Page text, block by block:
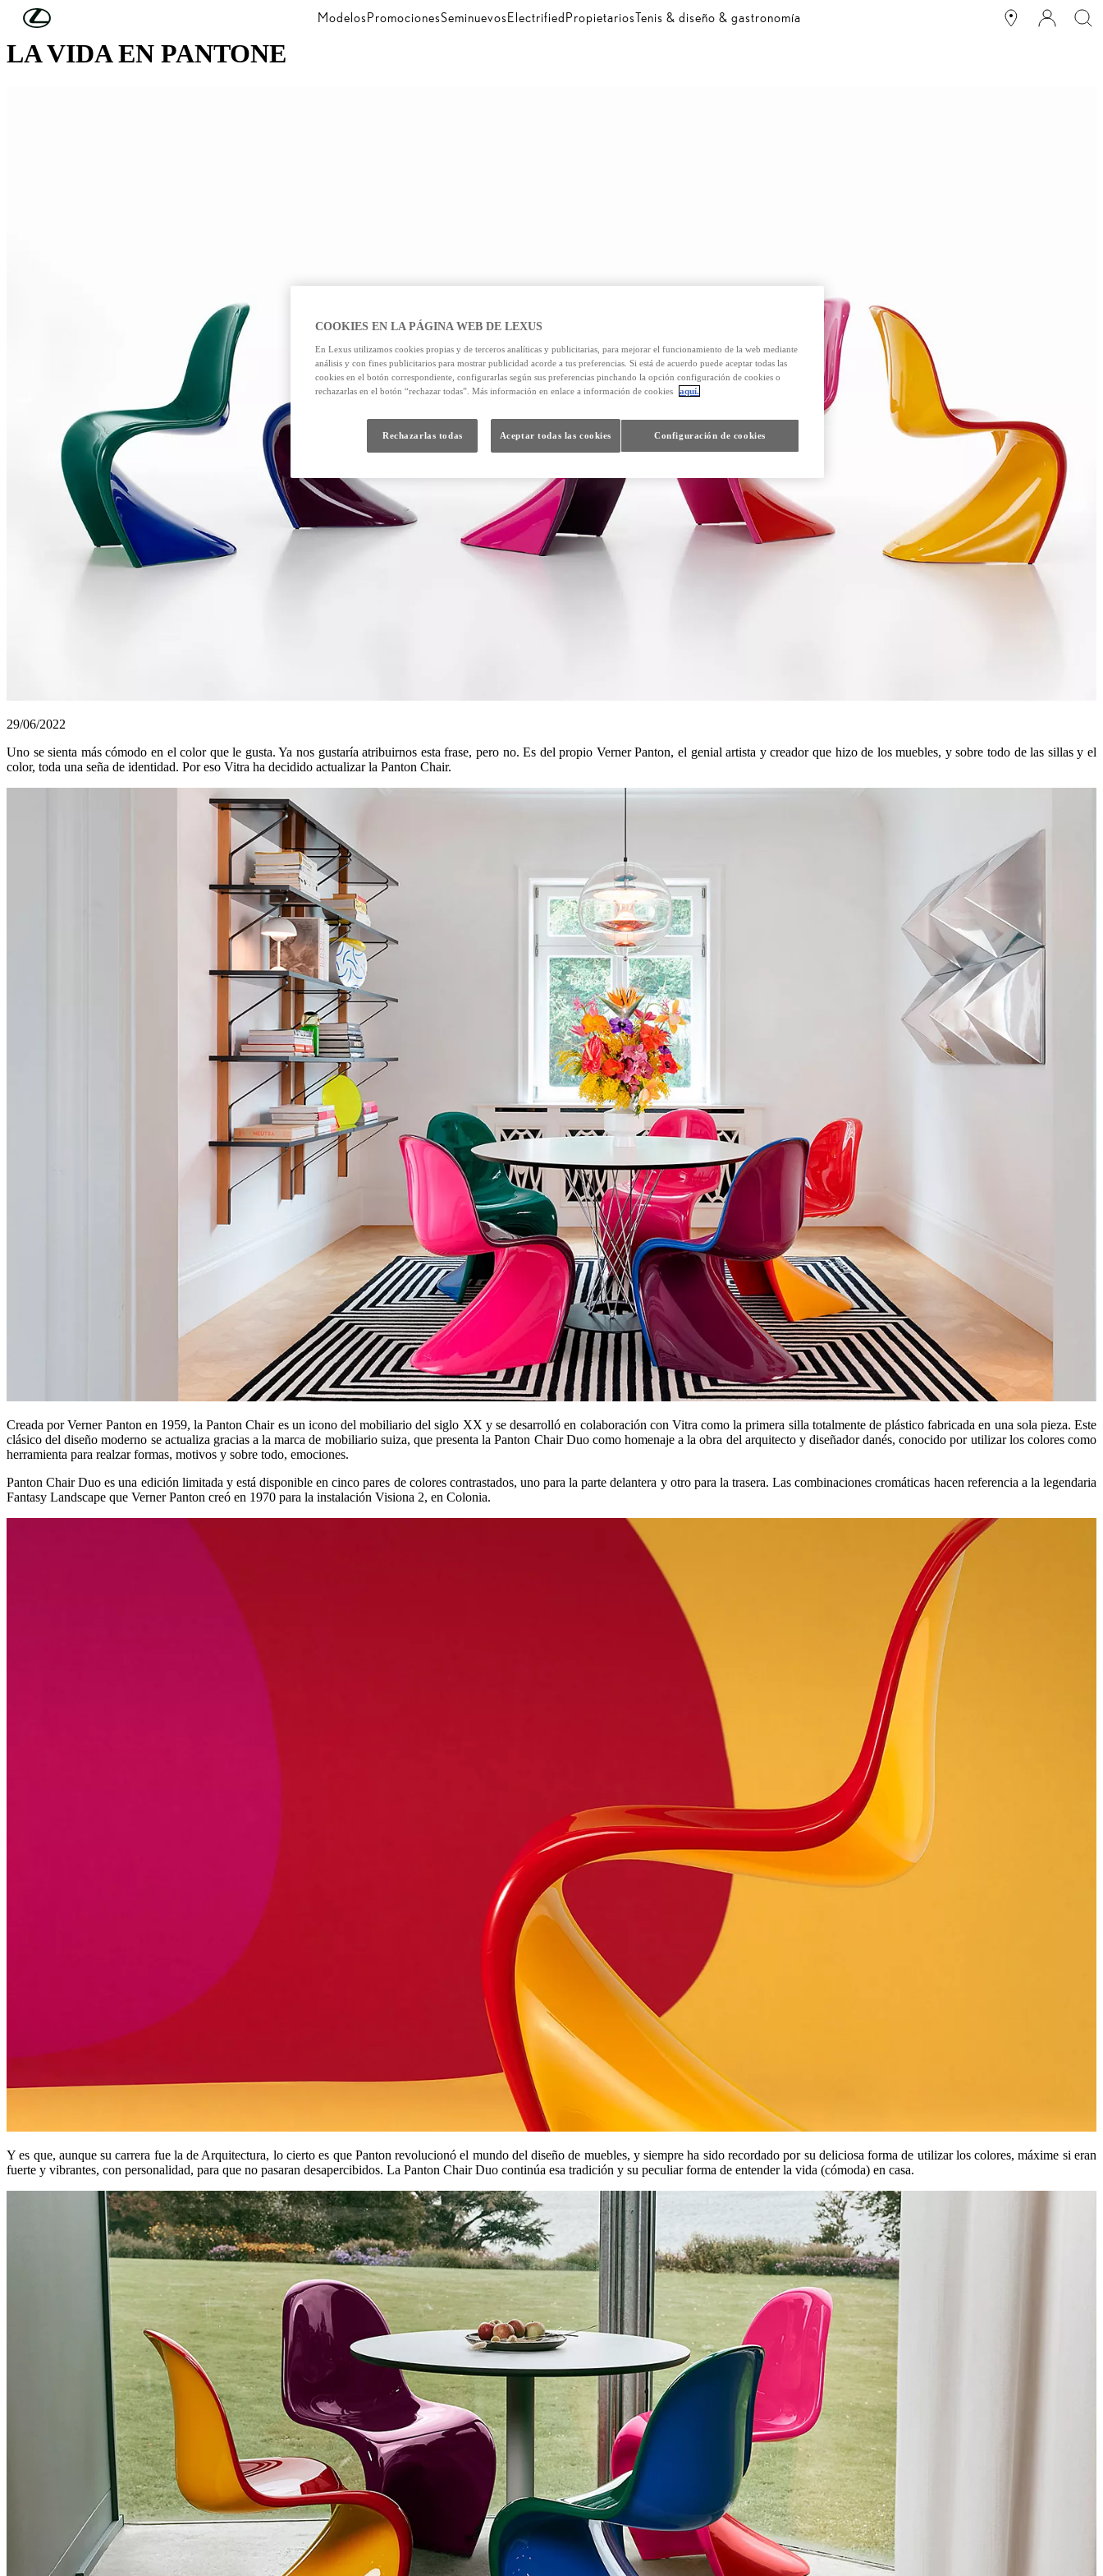
Skip to Main Content ModelosPromocionesSeminuevosElectrifiedPropietariosTenis & diseño & gastronomía
LA VIDA EN PANTONE
29/06/2022
Uno se sienta más cómodo en el color que le gusta. Ya nos gustaría atribuirnos esta frase, pero no. Es del propio Verner Panton, el genial artista y creador que hizo de los muebles, y sobre todo de las sillas y el
color, toda una seña de identidad. Por eso Vitra ha decidido actualizar la Panton Chair.
Creada por Verner Panton en 1959, la Panton Chair es un icono del mobiliario del siglo XX y se desarrolló en colaboración con Vitra como la primera silla totalmente de plástico fabricada en una sola pieza. Este
clásico del diseño moderno se actualiza gracias a la marca de mobiliario suiza, que presenta la Panton Chair Duo como homenaje a la obra del arquitecto y diseñador danés, conocido por utilizar los colores como
herramienta para realzar formas, motivos y sobre todo, emociones.
Panton Chair Duo es una edición limitada y está disponible en cinco pares de colores contrastados, uno para la parte delantera y otro para la trasera. Las combinaciones cromáticas hacen referencia a la legendaria
Fantasy Landscape que Verner Panton creó en 1970 para la instalación Visiona 2, en Colonia.
Y es que, aunque su carrera fue la de Arquitectura, lo cierto es que Panton revolucionó el mundo del diseño de muebles, y siempre ha sido recordado por su deliciosa forma de utilizar los colores, máxime si eran
fuerte y vibrantes, con personalidad, para que no pasaran desapercibidos. La Panton Chair Duo continúa esa tradición y su peculiar forma de entender la vida (cómoda) en casa.
COOKIES EN LA PÁGINA WEB DE LEXUS
En Lexus utilizamos cookies propias y de terceros analíticas y publicitarias, para mejorar el funcionamiento de la web mediante
análisis y con fines publicitarios para mostrar publicidad acorde a tus preferencias. Si está de acuerdo puede aceptar todas las
cookies en el botón correspondiente, configurarlas según sus preferencias pinchando la opción configuración de cookies o
rechazarlas en el botón “rechazar todas”. Más información en enlace a información de cookies
aquí.
Configuración de cookies
Rechazarlas todas Aceptar todas las cookies